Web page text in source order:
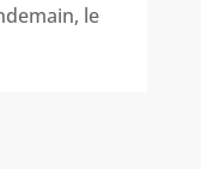
le